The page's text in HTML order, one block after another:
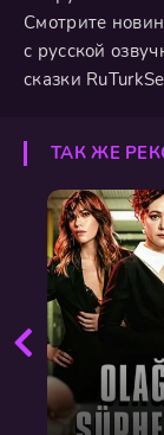
Смотрите
с русской
сказки
ТАК ЖЕ